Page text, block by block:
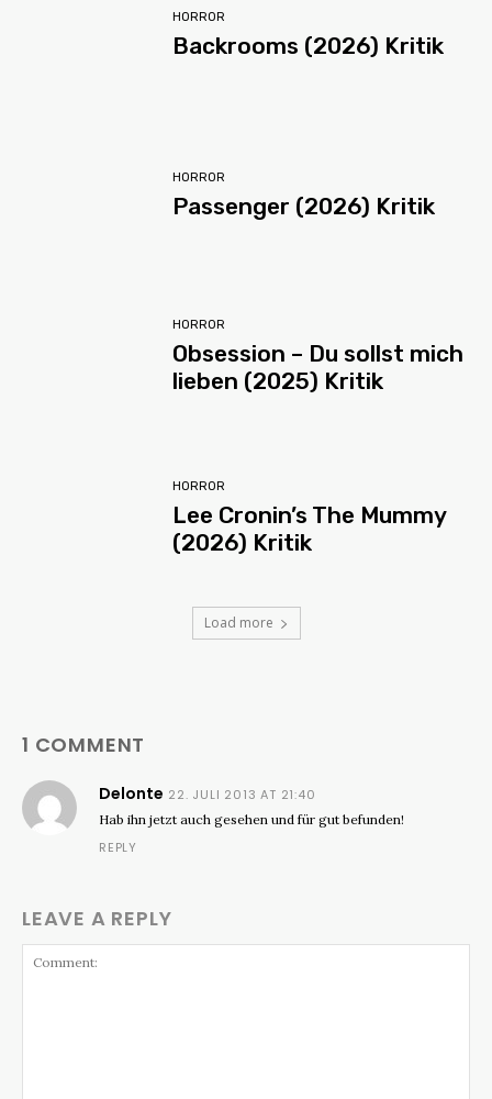
HORROR
Backrooms (2026) Kritik
HORROR
Passenger (2026) Kritik
HORROR
Obsession – Du sollst mich
lieben (2025) Kritik
HORROR
Lee Cronin’s The Mummy
(2026) Kritik
Load more
1 COMMENT
Delonte 22. JULI 2013 AT 21:40
Hab ihn jetzt auch gesehen und für gut befunden!
REPLY
LEAVE A REPLY